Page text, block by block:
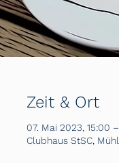
Zeit & Ort
07. Mai 2023, 15:00
Clubhaus StSC,